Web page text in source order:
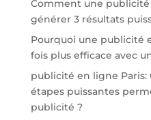
Comment une
générer 3 résultats
Pourquoi une publicité
fois plus efficace avec
publicité en ligne Paris:
étapes puissantes
publicité ?